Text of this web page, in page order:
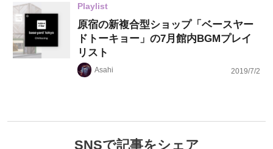
Playlist
原宿の新複合型ショップ「ベースヤー
ドトーキョー」の7月館内BGMプレイ
リスト
Asahi 2019/7/2
SNSで記事をシェア